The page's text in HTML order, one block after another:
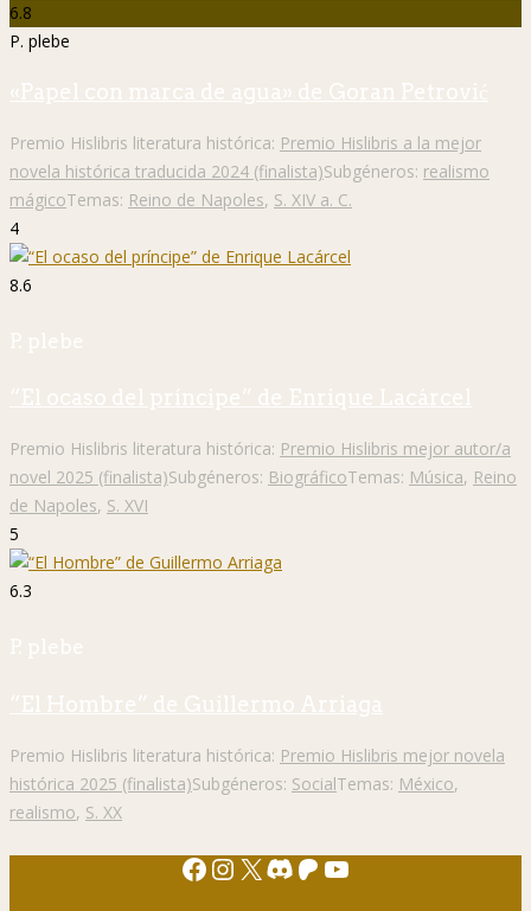
6.8
P. plebe
«Papel con marca de agua» de Goran Petrović
Premio Hislibris literatura histórica: Premio Hislibris a la mejor
novela histórica traducida 2024 (finalista)Subgéneros: realismo
mágicoTemas: Reino de Napoles, S. XIV a. C.
4
8.6
P. plebe
“El ocaso del príncipe” de Enrique Lacárcel
Premio Hislibris literatura histórica: Premio Hislibris mejor autor/a
novel 2025 (finalista)Subgéneros: BiográficoTemas: Música, Reino
de Napoles, S. XVI
5
6.3
P. plebe
“El Hombre” de Guillermo Arriaga
Premio Hislibris literatura histórica: Premio Hislibris mejor novela
histórica 2025 (finalista)Subgéneros: SocialTemas: México,
realismo, S. XX
Facebook
Instagram
X Discord
Patreon
YouTube